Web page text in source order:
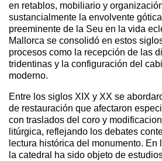
en retablos, mobiliario y
sustancialmente la envolvente
preeminente de la Seu en la vida
Mallorca se consolidó en estos
procesos como la recepción de las
tridentinas y la configuración del
moderno.
Entre los siglos XIX y XX se
de restauración que afectaron
con traslados del coro y
litúrgica, reflejando los debates
lectura histórica del monumento. En
la catedral ha sido objeto de